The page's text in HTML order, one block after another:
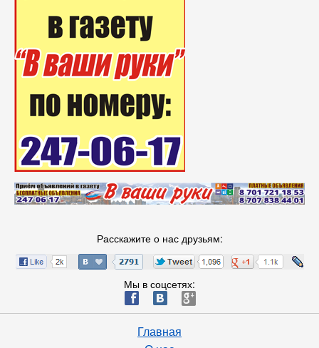
Расскажите о нас друзьям:
Мы в соцсетях:
ä æ è
Главная